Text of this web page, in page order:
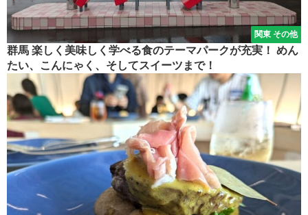
関東 その他
群馬 楽しく美味しく学べる食のテーマパークが充実！ めん
たい、こんにゃく、そしてスイーツまで！